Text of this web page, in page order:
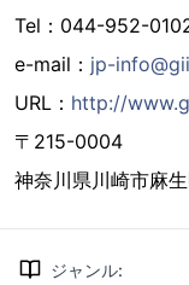
Tel：044-952-
e-mail： jp-
URL： http://
〒215-0004
神奈川県川崎市麻
ジャンル: